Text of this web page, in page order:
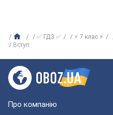
✅ ГДЗ ✅ ⚡ 7 клас ⚡
Вступ
Про компанію